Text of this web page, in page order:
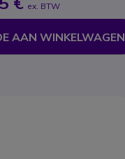
ex. BTW
AAN WINKELWAGEN